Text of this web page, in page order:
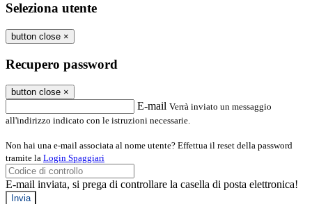
Seleziona utente
button close ×
Recupero password
button close ×
E-mail Verrà inviato un messaggio
all'indirizzo indicato con le istruzioni necessarie.
Non hai una e-mail associata al nome utente? Effettua il reset della password
tramite la Login Spaggiari
E-mail inviata, si prega di controllare la casella di posta elettronica!